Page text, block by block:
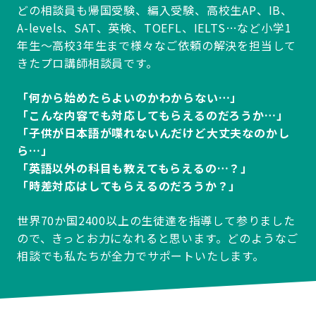
どの相談員も帰国受験、編入受験、高校生AP、IB、
A-levels、SAT、英検、TOEFL、IELTS…など小学1
年生～高校3年生まで様々なご依頼の解決を担当して
きたプロ講師相談員です。
「何から始めたらよいのかわからない…」
「こんな内容でも対応してもらえるのだろうか…」
「子供が日本語が喋れないんだけど大丈夫なのかし
ら…」
「英語以外の科目も教えてもらえるの…？」
「時差対応はしてもらえるのだろうか？」
世界70か国2400以上の生徒達を指導して参りました
ので、きっとお力になれると思います。どのようなご
相談でも私たちが全力でサポートいたします。